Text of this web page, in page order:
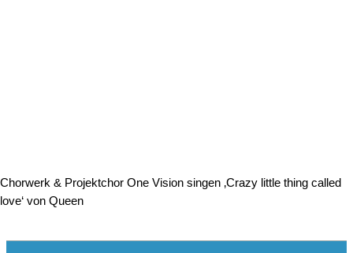
Chorwerk & Projektchor One Vision singen ‚Crazy little thing called
love‘ von Queen